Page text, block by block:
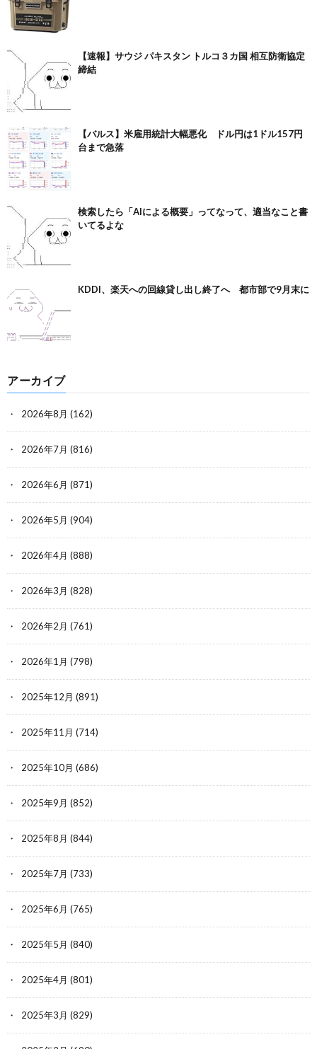
【速報】サウジ パキスタン トルコ３カ国 相互防衛協定
締結
【バルス】米雇用統計大幅悪化 ドル円は1ドル157円
台まで急落
検索したら「AIによる概要」ってなって、適当なこと書
いてるよな
KDDI、楽天への回線貸し出し終了へ 都市部で9月末に
アーカイブ
2026年8月 (162)
2026年7月 (816)
2026年6月 (871)
2026年5月 (904)
2026年4月 (888)
2026年3月 (828)
2026年2月 (761)
2026年1月 (798)
2025年12月 (891)
2025年11月 (714)
2025年10月 (686)
2025年9月 (852)
2025年8月 (844)
2025年7月 (733)
2025年6月 (765)
2025年5月 (840)
2025年4月 (801)
2025年3月 (829)